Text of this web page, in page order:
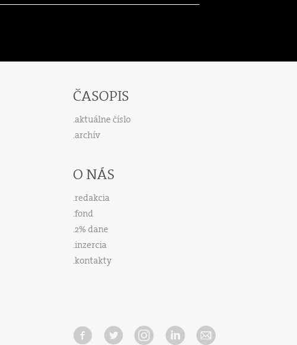
ČASOPIS
aktuálne číslo
archív
O NÁS
redakcia
fond
2% dane
inzercia
kontakty